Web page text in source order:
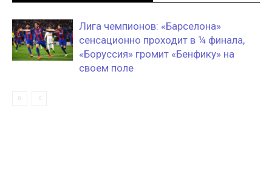
Лига чемпионов: «Барселона»
сенсационно проходит в ¼ финала,
«Боруссия» громит «Бенфику» на
своем поле